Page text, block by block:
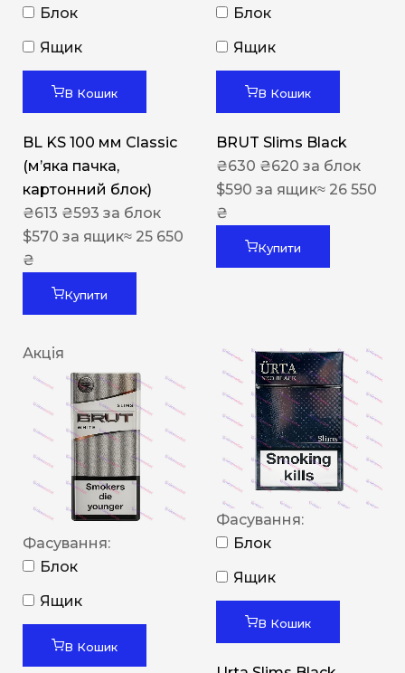
Блок
Ящик
В Кошик
BL KS 100 мм Classic
(м’яка пачка,
картонний блок)
₴613 ₴593 за блок
$570 за ящик≈ 25 650
₴
Купити
Блок
Ящик
В Кошик
BRUT Slims Black
₴630 ₴620 за блок
$590 за ящик≈ 26 550
₴
Купити
Акція
Фасування:
Блок
Ящик
В Кошик
Фасування:
Блок
Ящик
В Кошик